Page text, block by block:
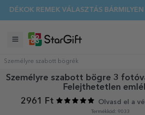
VÁLASZTÁS BÁRMILYEN
Személyre szabott bögrék
Személyre szabott bögre 3
Felejthetetlen
2961 Ft
Olvasd el a
Termékkód: 9033